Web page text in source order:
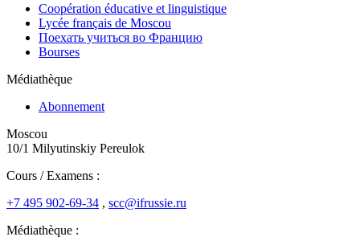
Coopération éducative et linguistique
Lycée français de Moscou
Поехать учиться во Францию
Bourses
Médiathèque
Abonnement
Moscou
10/1 Milyutinskiy Pereulok
Cours / Examens :
+7 495 902-69-34 , scc@ifrussie.ru
Médiathèque :